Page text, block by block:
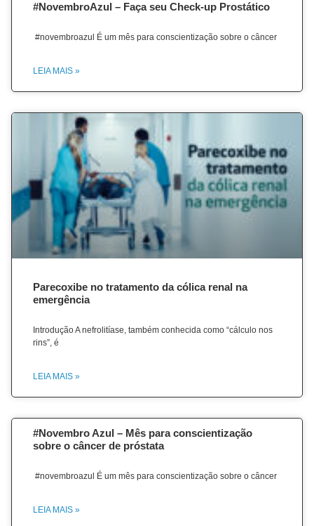
#NovembroAzul – Faça seu Check-up Prostático
#novembroazul É um mês para conscientização sobre o câncer
LEIA MAIS »
Parecoxibe no tratamento da cólica renal na
emergência
Introdução A nefrolitíase, também conhecida como “cálculo nos
rins”, é
LEIA MAIS »
#Novembro Azul – Mês para conscientização
sobre o câncer de próstata
#novembroazul É um mês para conscientização sobre o câncer
LEIA MAIS »